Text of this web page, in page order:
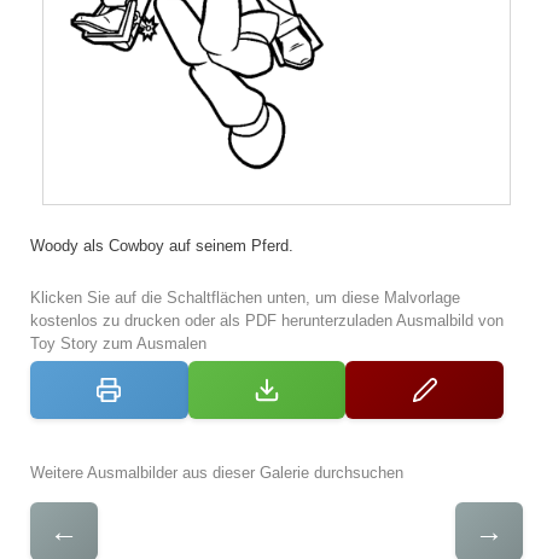
Woody als Cowboy auf seinem Pferd.
Klicken Sie auf die Schaltflächen unten, um diese Malvorlage
kostenlos zu drucken oder als PDF herunterzuladen Ausmalbild von
Toy Story zum Ausmalen
Weitere Ausmalbilder aus dieser Galerie durchsuchen
← →